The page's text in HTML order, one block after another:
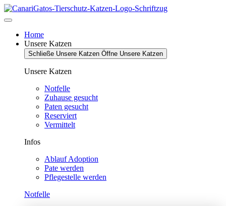
Zum
Inhalt
Home
Unsere Katzen
Schließe Unsere Katzen Öffne Unsere Katzen
Unsere Katzen
Notfelle
Zuhause gesucht
Paten gesucht
Reserviert
Vermittelt
Infos
Ablauf Adoption
Pate werden
Pflegestelle werden
Notfelle